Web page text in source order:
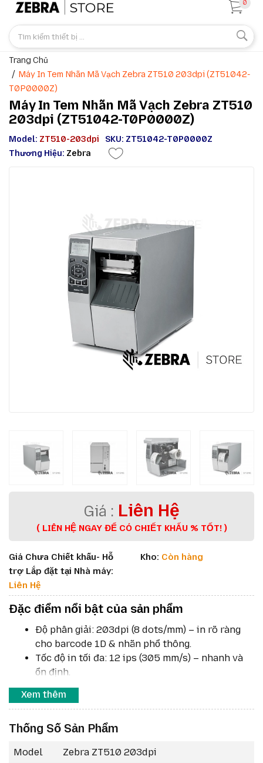
0
Trang Chủ
Máy In Tem Nhãn Mã Vạch Zebra ZT510 203dpi (ZT51042-
T0P0000Z)
Máy In Tem Nhãn Mã Vạch Zebra ZT510
203dpi (ZT51042-T0P0000Z)
Model: ZT510-203dpi
SKU: ZT51042-T0P0000Z
Thương Hiệu: Zebra
Liên Hệ
( LIÊN HỆ NGAY ĐỂ CÓ CHIẾT KHẤU % TỐT! )
Giá Chưa Chiết khấu- Hỗ
trợ Lắp đặt tại Nhà máy:
Liên Hệ
Kho: Còn hàng
Đặc điểm nổi bật của sản phẩm
Độ phân giải: 203dpi (8 dots/mm) – in rõ ràng
cho barcode 1D & nhãn phổ thông.
Tốc độ in tối đa: 12 ips (305 mm/s) – nhanh và
ổn định.
Chiều rộng in tối đa: 4.09 in (104 mm).
Chiều dài in liên tục tối đa: 150 in (3.810 mm) ở
Media đa dạng: Continuous, Die-cut, Black-
Ribbon: dài 450 m, rộng 51 – 110 mm, lõi 25.4
Xem thêm
Thống Số Sản Phẩm
Model
Zebra ZT510 203dpi